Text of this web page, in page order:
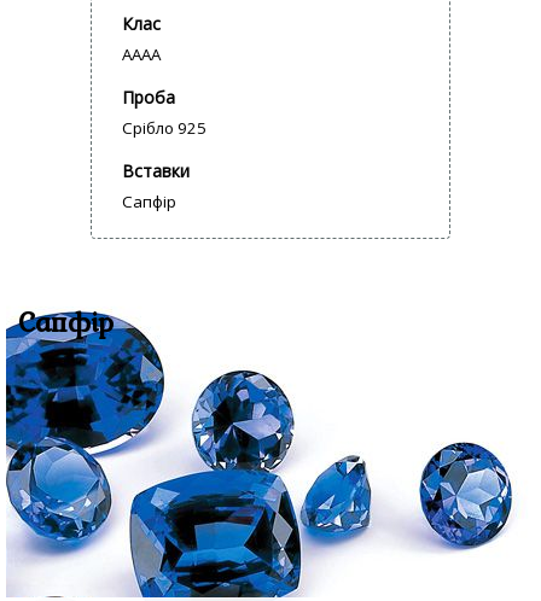
Клас
AAAA
Проба
Срібло 925
Вставки
Сапфір
Сапфір